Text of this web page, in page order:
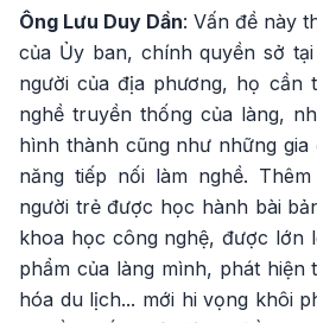
Ông Lưu Duy Dần: Vấn đề này
của Ủy ban, chính quyền sở
người của địa phương, họ cần
nghề truyền thống của làng,
hình thành cũng như những
năng tiếp nối làm nghề.
người trẻ được học hành bài
khoa học công nghệ, được lớn
phẩm của làng mình, phát hiện
hóa du lịch... mới hi vọng khôi